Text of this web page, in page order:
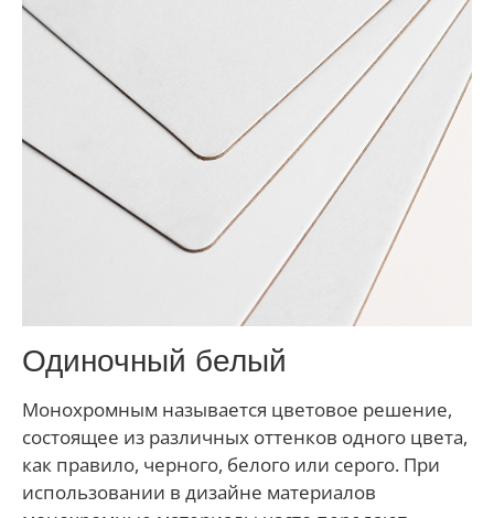
Одиночный белый
Монохромным называется цветовое решение,
состоящее из различных оттенков одного цвета,
как правило, черного, белого или серого. При
использовании в дизайне материалов